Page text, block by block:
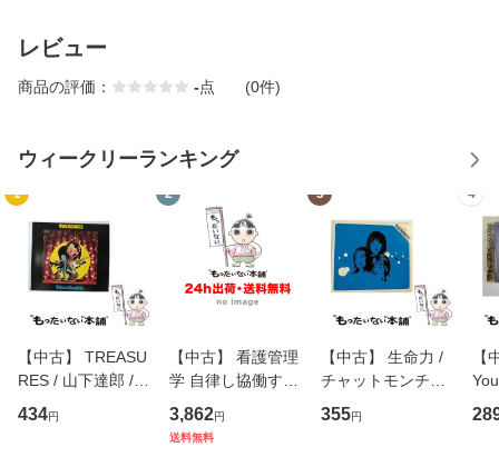
レビュー
商品の評価： -点 (0件)
ウィークリーランキング
1
【中古】 TREASU
RES / 山下達郎 /
イーストウエス
ト・ジャパン [CD]
434円
2
【中古】 看護管理
学 自律し協働する
専門職の看護マネ
ジメントスキル 改
3,862円
送料無料
3
【中古】 生命力 /
チャットモンチー /
キューンレコード
[CD]【メール便送
355円
4
【
のが